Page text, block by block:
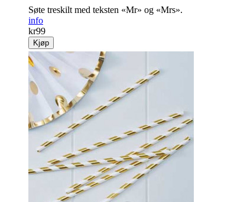
Søte treskilt med teksten «Mr» og «Mrs».
info
kr99
Kjøp